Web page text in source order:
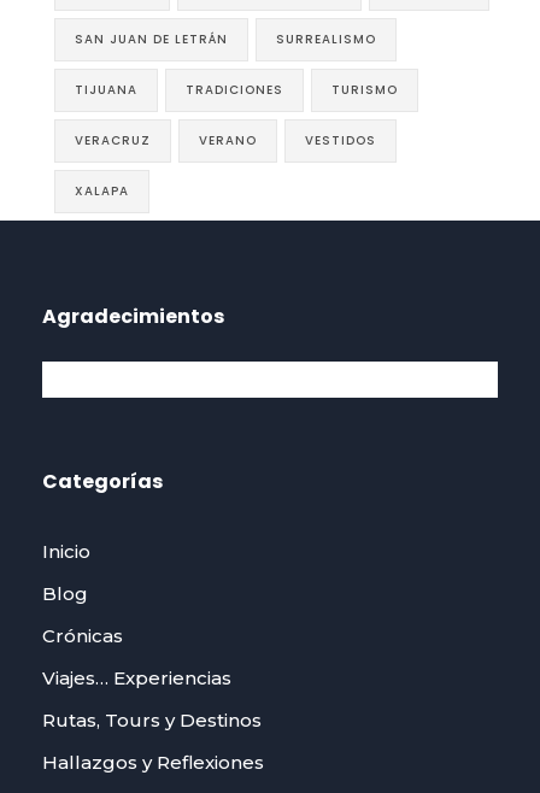
SAN JUAN DE LETRÁN SURREALISMO
TIJUANA TRADICIONES TURISMO
VERACRUZ VERANO VESTIDOS
XALAPA
Agradecimientos
Categorías
Inicio
Blog
Crónicas
Viajes… Experiencias
Rutas, Tours y Destinos
Hallazgos y Reflexiones